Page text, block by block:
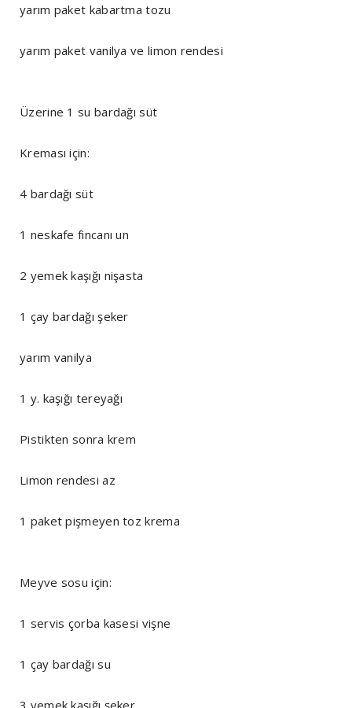
yarım paket kabartma tozu
yarım paket vanilya ve limon rendesi
Üzerine 1 su bardağı süt
Kreması için:
4 bardağı süt
1 neskafe fincanı un
2 yemek kaşığı nişasta
1 çay bardağı şeker
yarım vanilya
1 y. kaşığı tereyağı
Pistikten sonra krem
Limon rendesi az
1 paket pişmeyen toz krema
Meyve sosu için:
1 servis çorba kasesi vişne
1 çay bardağı su
3 yemek kaşığı şeker